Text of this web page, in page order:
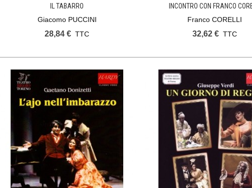
IL TABARRO
Giacomo PUCCINI
28,84 € TTC
INCONTRO CON FRANCO
Franco CORELLI
32,62 € TTC